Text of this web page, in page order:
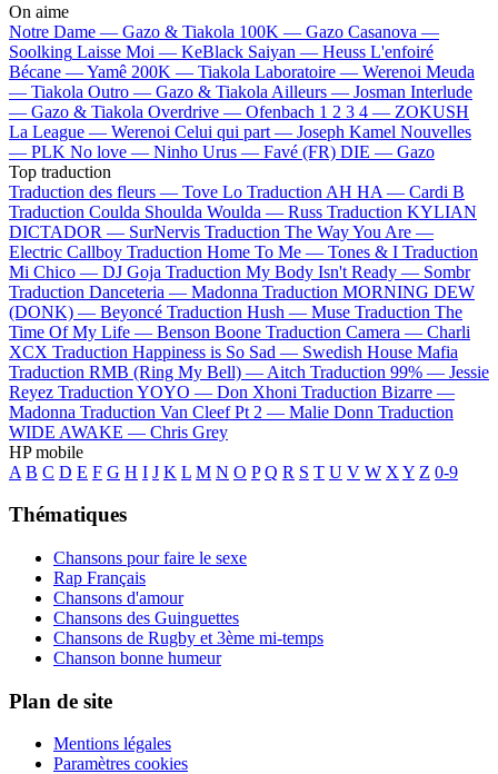
On aime
Notre Dame — Gazo & Tiakola 100K — Gazo Casanova —
Soolking Laisse Moi — KeBlack Saiyan — Heuss L'enfoiré
Bécane —Yamê 200K — Tiakola Laboratoire — Werenoi Meuda
— Tiakola Outro — Gazo & Tiakola Ailleurs — Josman Interlude
— Gazo & Tiakola Overdrive — Ofenbach 1 2 3 4 — ZOKUSH
La League — Werenoi Celui qui part — Joseph Kamel Nouvelles
— PLK No love — Ninho Urus — Favé (FR) DIE — Gazo
Top traduction
Traduction des fleurs — Tove Lo Traduction AH HA — Cardi B
Traduction Coulda Shoulda Woulda — Russ Traduction KYLIAN
DICTADOR — SurNervis Traduction The Way You Are —
Electric Callboy Traduction Home To Me — Tones & I Traduction
Mi Chico — DJ Goja Traduction My Body Isn't Ready — Sombr
Traduction Danceteria — Madonna Traduction MORNING DEW
(DONK) — Beyoncé Traduction Hush — Muse Traduction The
Time Of My Life — Benson Boone Traduction Camera — Charli
XCX Traduction Happiness is So Sad — Swedish House Mafia
Traduction RMB (Ring My Bell) — Aitch Traduction 99% — Jessie
Reyez Traduction YOYO — Don Xhoni Traduction Bizarre —
Madonna Traduction Van Cleef Pt 2 — Malie Donn Traduction
WIDE AWAKE — Chris Grey
HP mobile
A B C D E F G H I J K L M N O P Q R S T U V W X Y Z 0-9
Thématiques
Chansons pour faire le sexe
Rap Français
Chansons d'amour
Chansons des Guinguettes
Chansons de Rugby et 3ème mi-temps
Chanson bonne humeur
Plan de site
Mentions légales
Paramètres cookies